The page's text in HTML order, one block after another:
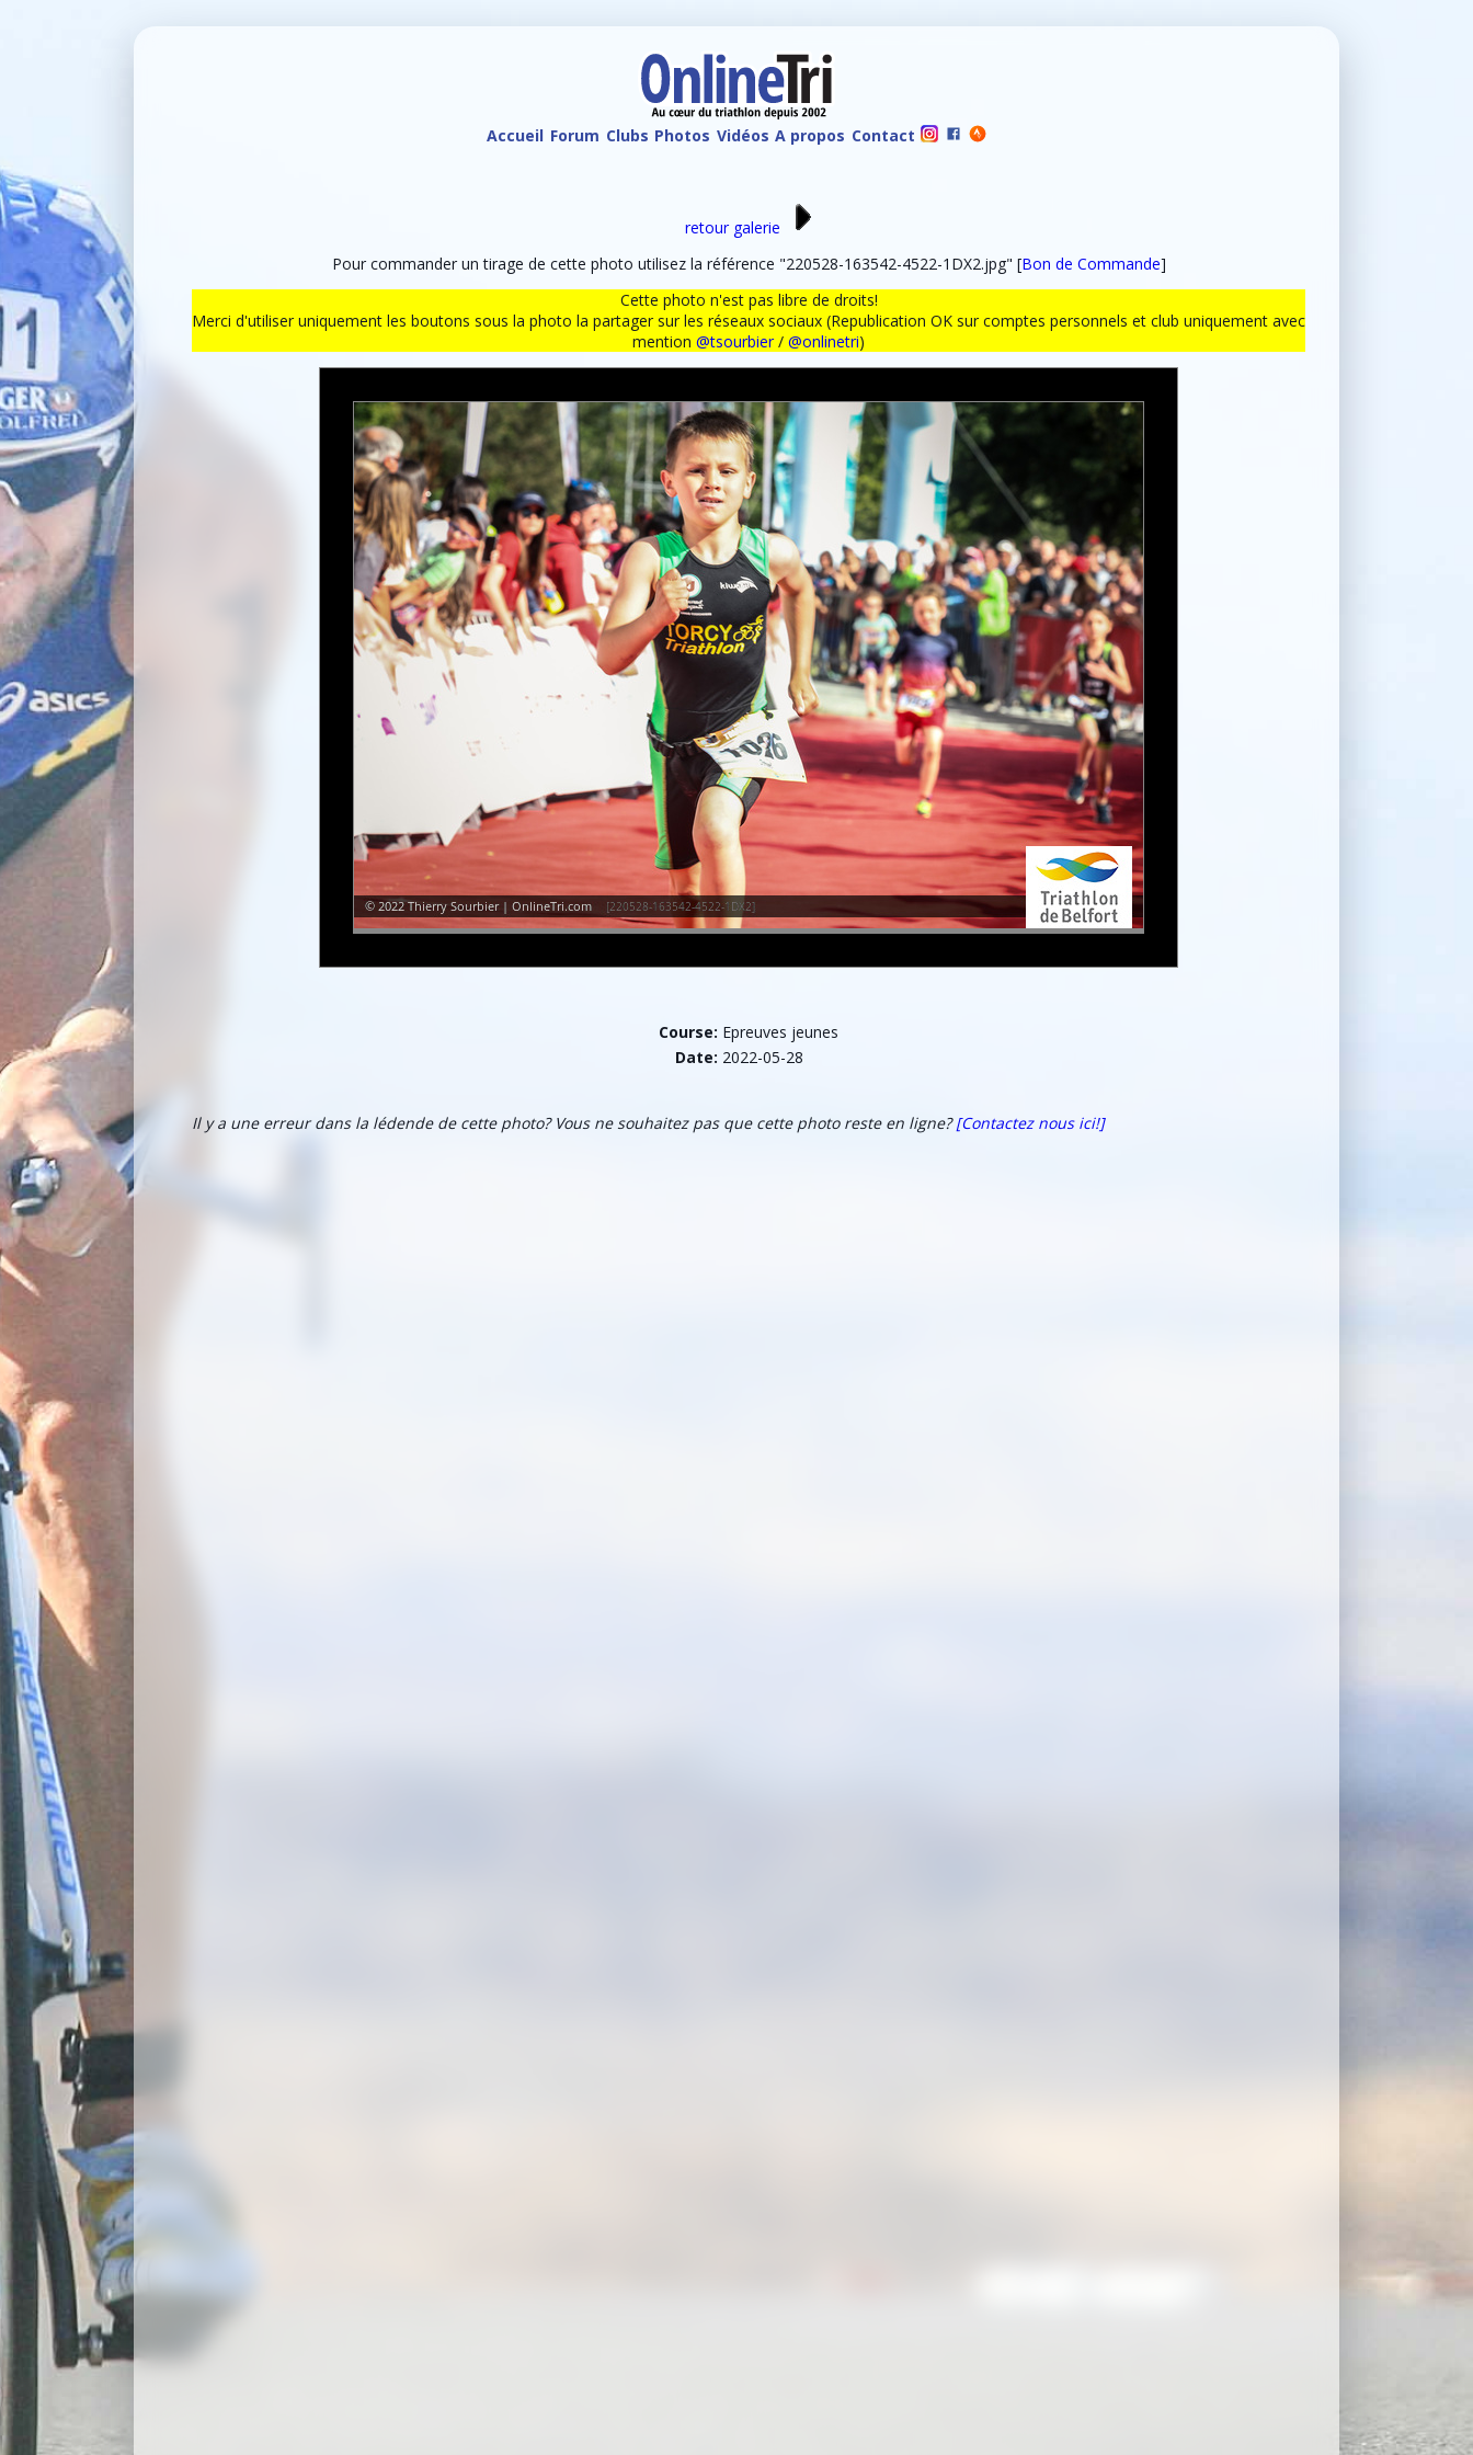
Accueil Forum Clubs Photos Vidéos A propos Contact
retour galerie
Pour commander un tirage de cette photo utilisez la référence "220528-163542-4522-1DX2.jpg" [Bon de Commande]
Cette photo n'est pas libre de droits!
Merci d'utiliser uniquement les boutons sous la photo la partager sur les réseaux sociaux (Republication OK sur comptes personnels et club uniquement avec
mention @tsourbier/ @onlinetri)
Course: Epreuves jeunes
Date: 2022-05-28
Il y a une erreur dans la lédende de cette photo? Vous ne souhaitez pas que cette photo reste en ligne?[Contactez nous ici!]